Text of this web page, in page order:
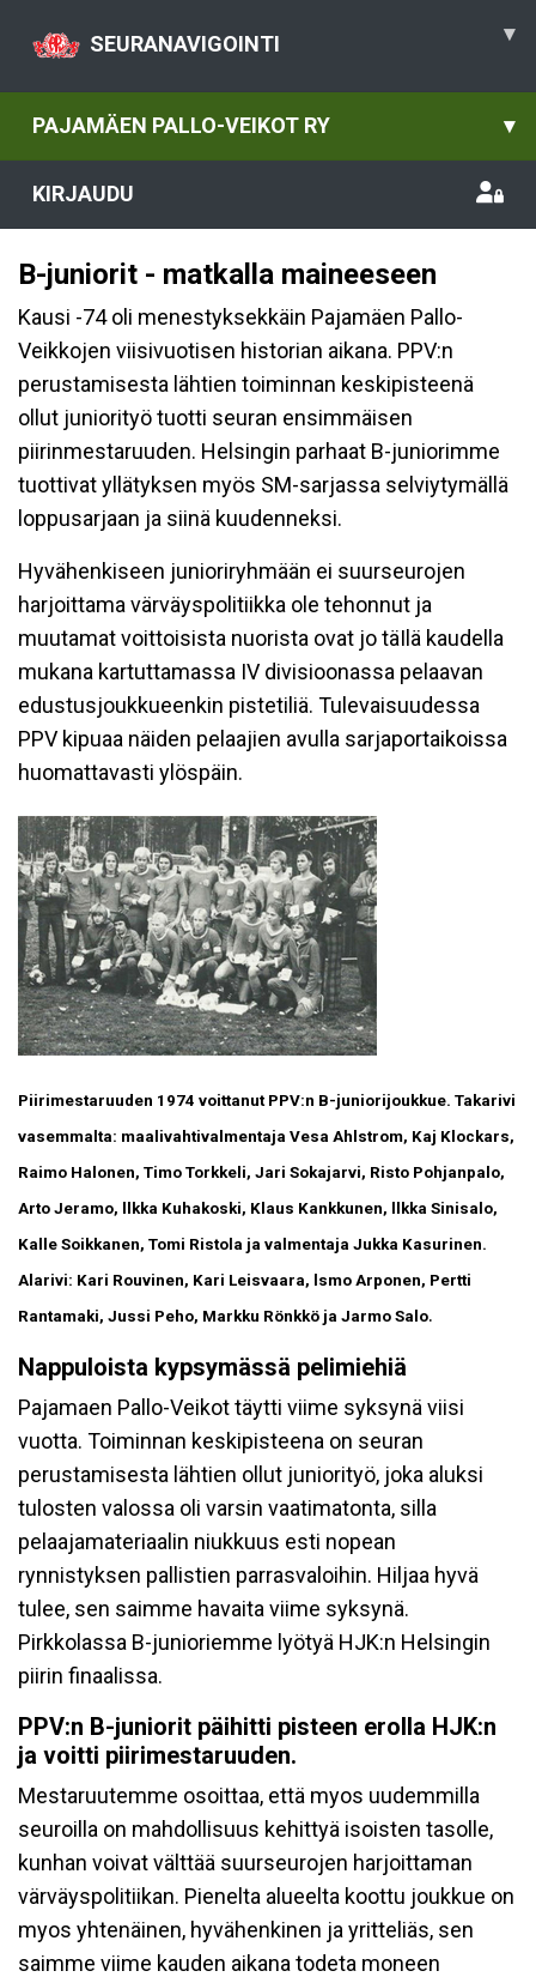
SEURANAVIGOINTI ▾
PAJAMÄEN PALLO-VEIKOT RY ▾
KIRJAUDU
B-juniorit - matkalla maineeseen
Kausi -74 oli menestyksekkäin Pajamäen Pallo-
Veikkojen viisivuotisen historian aikana. PPV:n
perustamisesta lähtien toiminnan keskipisteenä
ollut juniorityö tuotti seuran ensimmäisen
piirinmestaruuden. Helsingin parhaat B-juniorimme
tuottivat yllätyksen myös SM-sarjassa selviytymällä
loppusarjaan ja siinä kuudenneksi.
Hyvähenkiseen junioriryhmään ei suurseurojen
harjoittama värväyspolitiikka ole tehonnut ja
muutamat voittoisista nuorista ovat jo täIlä kaudella
mukana kartuttamassa IV divisioonassa pelaavan
edustusjoukkueenkin pistetiliä. Tulevaisuudessa
PPV kipuaa näiden pelaajien avulla sarjaportaikoissa
huomattavasti ylöspäin.
Piirimestaruuden 1974 voittanut PPV:n B-juniorijoukkue. Takarivi
vasemmalta: maalivahtivalmentaja Vesa Ahlstrom, Kaj Klockars,
Raimo Halonen, Timo Torkkeli, Jari Sokajarvi, Risto Pohjanpalo,
Arto Jeramo, llkka Kuhakoski, Klaus Kankkunen, llkka Sinisalo,
Kalle Soikkanen, Tomi Ristola ja valmentaja Jukka Kasurinen.
Alarivi: Kari Rouvinen, Kari Leisvaara, lsmo Arponen, Pertti
Rantamaki, Jussi Peho, Markku Rönkkö ja Jarmo Salo.
Nappuloista kypsymässä pelimiehiä
Pajamaen Pallo-Veikot täytti viime syksynä viisi
vuotta. Toiminnan keskipisteena on seuran
perustamisesta lähtien ollut juniorityö, joka aluksi
tulosten valossa oli varsin vaatimatonta, silla
pelaajamateriaalin niukkuus esti nopean
rynnistyksen pallistien parrasvaloihin. Hiljaa hyvä
tulee, sen saimme havaita viime syksynä.
Pirkkolassa B-junioriemme lyötyä HJK:n Helsingin
piirin finaalissa.
PPV:n B-juniorit päihitti pisteen erolla HJK:n
ja voitti piirimestaruuden.
Mestaruutemme osoittaa, että myos uudemmilla
seuroilla on mahdollisuus kehittyä isoisten tasolle,
kunhan voivat välttää suurseurojen harjoittaman
värväyspolitiikan. Pienelta alueelta koottu joukkue on
myos yhtenäinen, hyvähenkinen ja yritteliäs, sen
saimme viime kauden aikana todeta moneen